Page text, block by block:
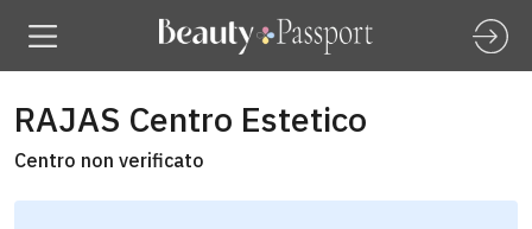
RAJAS Centro Estetico
Centro non verificato